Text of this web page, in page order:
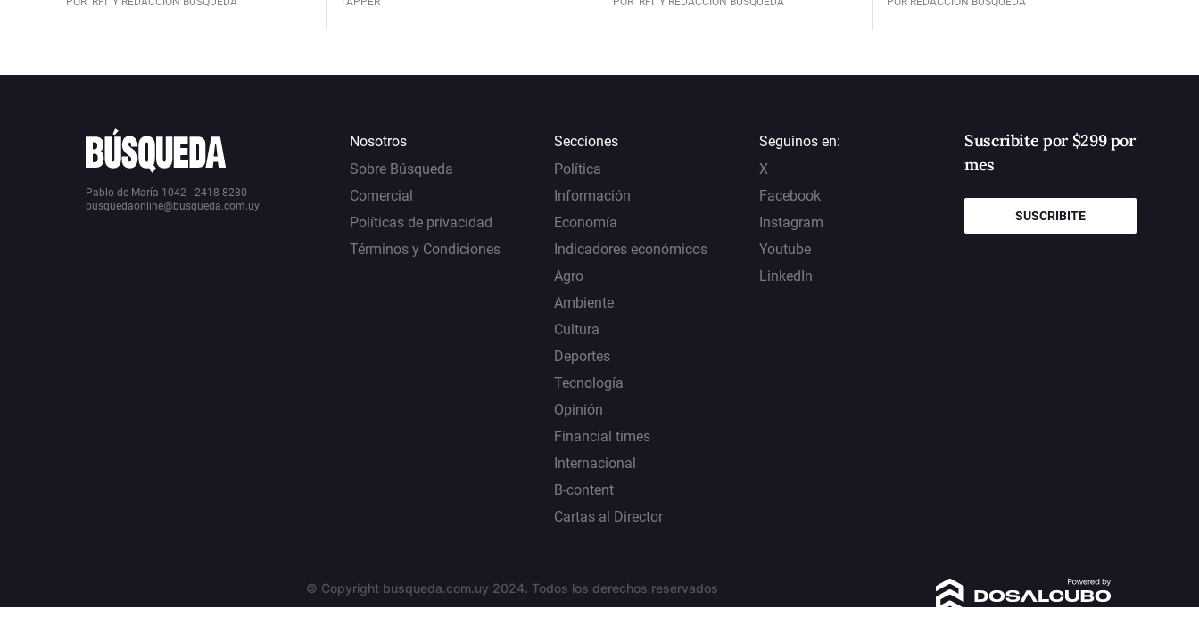
Pablo de María 1042 - 2418 8280
busquedaonline@busqueda.com.uy
Nosotros
Sobre Búsqueda
Comercial
Políticas de privacidad
Términos y Condiciones
Secciones
Política
Información
Economía
Indicadores económicos
Agro
Ambiente
Cultura
Deportes
Tecnología
Opinión
Financial times
Internacional
B-content
Cartas al Director
Seguinos en:
X
Facebook
Instagram
Youtube
LinkedIn
Suscribite por $299 por
mes
SUSCRIBITE
© Copyright busqueda.com.uy 2024. Todos los derechos reservados